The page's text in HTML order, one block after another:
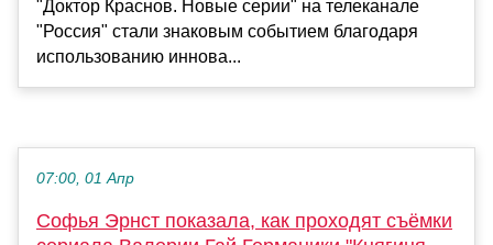
"Доктор Краснов. Новые серии" на телеканале
"Россия" стали знаковым событием благодаря
использованию иннова...
07:00, 01 Апр
Софья Эрнст показала, как проходят съёмки